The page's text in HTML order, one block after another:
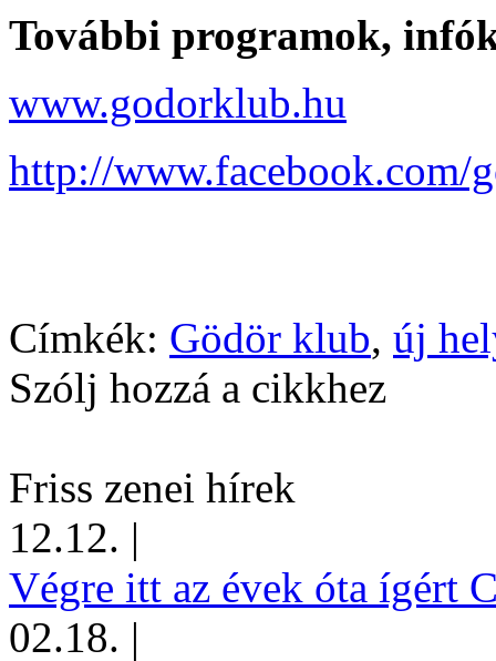
További programok,
www.godorklub.hu
http://www.facebook.com/
Címkék: Gödör klub, új
Szólj hozzá a cikkhez
Friss zenei hírek
12.12. |
Végre itt az évek óta ígért
02.18. |